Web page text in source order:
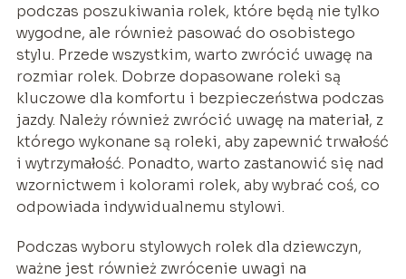
podczas poszukiwania rolek, które będą nie tylko
wygodne, ale również pasować do osobistego
stylu. Przede wszystkim, warto zwrócić uwagę na
rozmiar rolek. Dobrze dopasowane roleki są
kluczowe dla komfortu i bezpieczeństwa podczas
jazdy. Należy również zwrócić uwagę na materiał, z
którego wykonane są roleki, aby zapewnić trwałość
i wytrzymałość. Ponadto, warto zastanowić się nad
wzornictwem i kolorami rolek, aby wybrać coś, co
odpowiada indywidualnemu stylowi.
Podczas wyboru stylowych rolek dla dziewczyn,
ważne jest również zwrócenie uwagi na